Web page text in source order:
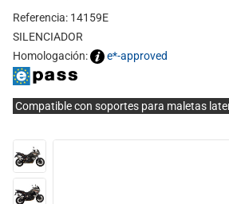
Referencia: 14159E
SILENCIADOR
Homologación:
e*-approved
Compatible con soportes para maletas